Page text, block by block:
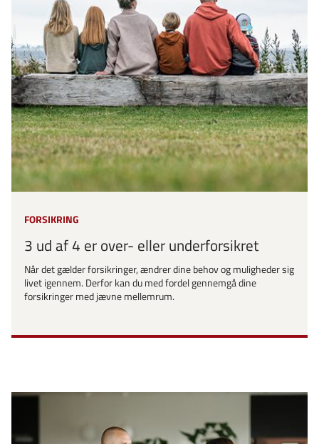
FORSIKRING
3 ud af 4 er over- eller underforsikret
Når det gælder forsikringer, ændrer dine behov og muligheder sig
livet igennem. Derfor kan du med fordel gennemgå dine
forsikringer med jævne mellemrum.